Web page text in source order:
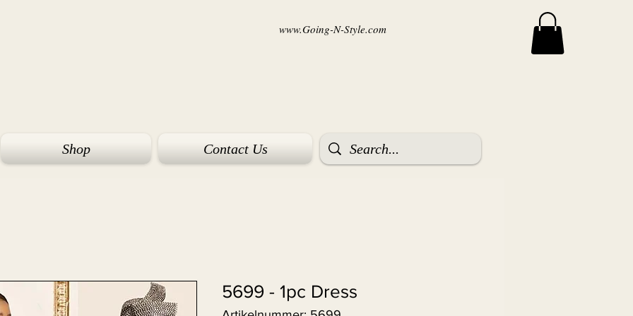
www.Going-N-Style.com
Shop Contact Us
5699 - 1pc Dress